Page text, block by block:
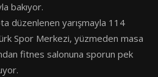
bakıyor.
düzenlenen yarışmayla 114
Spor Merkezi, yüzmeden masa
fitnes salonuna sporun pek